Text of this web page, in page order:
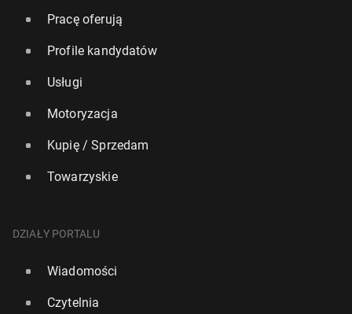
Pracę oferują
Profile kandydatów
Usługi
Motoryzacja
Kupię / Sprzedam
Towarzyskie
DZIAŁY PORTALU
Wiadomości
Czytelnia